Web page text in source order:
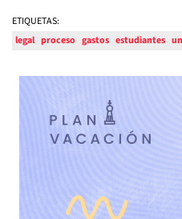
ETIQUETAS:
legal proceso gastos estudiantes